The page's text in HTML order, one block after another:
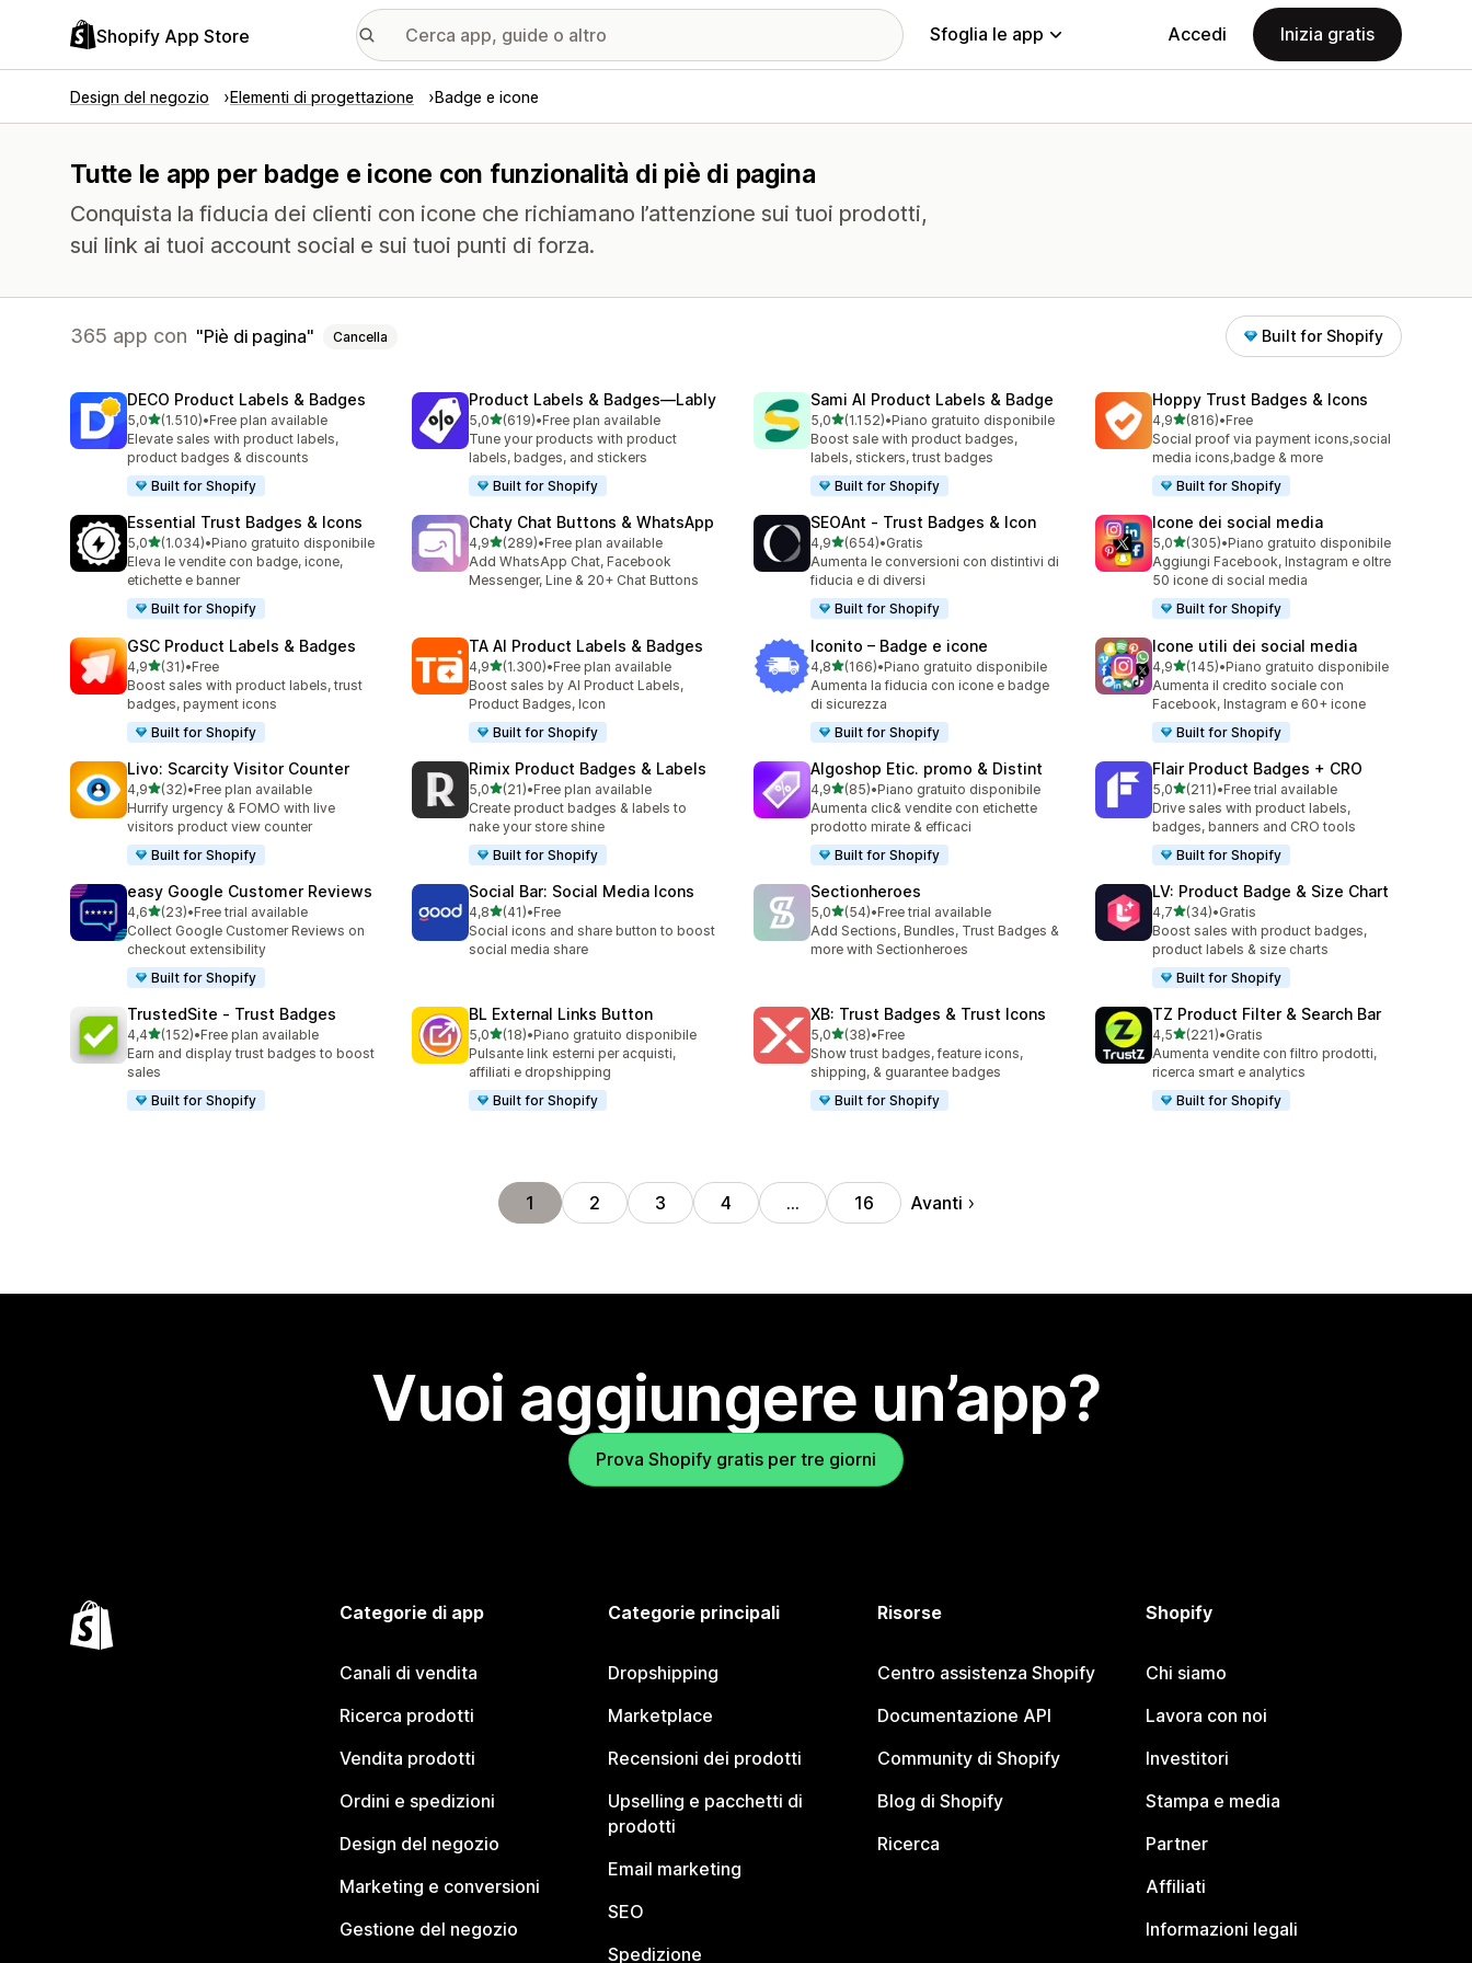
Shopify App Store Sfoglia le app Accedi Inizia gratis
Design del negozio Elementi di progettazione Badge e icone
Tutte le app per badge e icone con funzionalità di piè di pagina
Conquista la fiducia dei clienti con icone che richiamano l’attenzione sui tuoi prodotti,
sui link ai tuoi account social e sui tuoi punti di forza.
365 app con Piè di pagina Cancella Built for Shopify
DECO Product Labels & Badges
5,0stelle su 5
(1.510)
1510 recensioni totali
•Free plan available
Elevate sales with product labels,
product badges & discounts
Built for Shopify
Product Labels & Badges—Lably
5,0stelle su 5
(619)
619 recensioni totali
•Free plan available
Tune your products with product
labels, badges, and stickers
Built for Shopify
Sami AI Product Labels & Badge
5,0stelle su 5
(1.152)
1152 recensioni totali
•Piano gratuito disponibile
Boost sale with product badges,
labels, stickers, trust badges
Built for Shopify
Hoppy Trust Badges & Icons
4,9stelle su 5
(816)
816 recensioni totali
•Free
Social proof via payment icons,social
media icons,badge & more
Built for Shopify
Essential Trust Badges & Icons
5,0stelle su 5
(1.034)
1034 recensioni totali
•Piano gratuito disponibile
Eleva le vendite con badge, icone,
etichette e banner
Built for Shopify
Chaty Chat Buttons & WhatsApp
4,9stelle su 5
(289)
289 recensioni totali
•Free plan available
Add WhatsApp Chat, Facebook
Messenger, Line & 20+ Chat Buttons
SEOAnt ‑ Trust Badges & Icon
4,9stelle su 5
(654)
654 recensioni totali
•Gratis
Aumenta le conversioni con distintivi di
fiducia e di diversi
Built for Shopify
Icone dei social media
5,0stelle su 5
(305)
305 recensioni totali
•Piano gratuito disponibile
Aggiungi Facebook, Instagram e oltre
50 icone di social media
Built for Shopify
GSC Product Labels & Badges
4,9stelle su 5
(31)
31 recensioni totali
•Free
Boost sales with product labels, trust
badges, payment icons
Built for Shopify
TA AI Product Labels & Badges
4,9stelle su 5
(1.300)
1300 recensioni totali
•Free plan available
Boost sales by AI Product Labels,
Product Badges, Icon
Built for Shopify
Iconito – Badge e icone
4,8stelle su 5
(166)
166 recensioni totali
•Piano gratuito disponibile
Aumenta la fiducia con icone e badge
di sicurezza
Built for Shopify
Icone utili dei social media
4,9stelle su 5
(145)
145 recensioni totali
•Piano gratuito disponibile
Aumenta il credito sociale con
Facebook, Instagram e 60+ icone
Built for Shopify
Livo: Scarcity Visitor Counter
4,9stelle su 5
(32)
32 recensioni totali
•Free plan available
Hurrify urgency & FOMO with live
visitors product view counter
Built for Shopify
Rimix Product Badges & Labels
5,0stelle su 5
(21)
21 recensioni totali
•Free plan available
Create product badges & labels to
nake your store shine
Built for Shopify
Algoshop Etic. promo & Distint
4,9stelle su 5
(85)
85 recensioni totali
•Piano gratuito disponibile
Aumenta clic& vendite con etichette
prodotto mirate & efficaci
Built for Shopify
Flair Product Badges + CRO
5,0stelle su 5
(211)
211 recensioni totali
•Free trial available
Drive sales with product labels,
badges, banners and CRO tools
Built for Shopify
easy Google Customer Reviews
4,6stelle su 5
(23)
23 recensioni totali
•Free trial available
Collect Google Customer Reviews on
checkout extensibility
Built for Shopify
Social Bar: Social Media Icons
4,8stelle su 5
(41)
41 recensioni totali
•Free
Social icons and share button to boost
social media share
Sectionheroes
5,0stelle su 5
(54)
54 recensioni totali
•Free trial available
Add Sections, Bundles, Trust Badges &
more with Sectionheroes
LV: Product Badge & Size Chart
4,7stelle su 5
(34)
34 recensioni totali
•Gratis
Boost sales with product badges,
product labels & size charts
Built for Shopify
TrustedSite ‑ Trust Badges
4,4stelle su 5
(152)
152 recensioni totali
•Free plan available
Earn and display trust badges to boost
sales
Built for Shopify
BL External Links Button
5,0stelle su 5
(18)
18 recensioni totali
•Piano gratuito disponibile
Pulsante link esterni per acquisti,
affiliati e dropshipping
Built for Shopify
XB: Trust Badges & Trust Icons
5,0stelle su 5
(38)
38 recensioni totali
•Free
Show trust badges, feature icons,
shipping, & guarantee badges
Built for Shopify
TZ Product Filter & Search Bar
4,5stelle su 5
(221)
221 recensioni totali
•Gratis
Aumenta vendite con filtro prodotti,
ricerca smart e analytics
Built for Shopify
1 2 3 4 … 16 Avanti
Vuoi aggiungere un’app?
Prova Shopify gratis per tre giorni
Categorie di app
Canali di vendita
Ricerca prodotti
Vendita prodotti
Ordini e spedizioni
Design del negozio
Marketing e conversioni
Gestione del negozio
Categorie principali
Dropshipping
Marketplace
Recensioni dei prodotti
Upselling e pacchetti di
prodotti
Email marketing
SEO
Spedizione
Risorse
Centro assistenza Shopify
Documentazione API
Community di Shopify
Blog di Shopify
Ricerca
Shopify
Chi siamo
Lavora con noi
Investitori
Stampa e media
Partner
Affiliati
Informazioni legali